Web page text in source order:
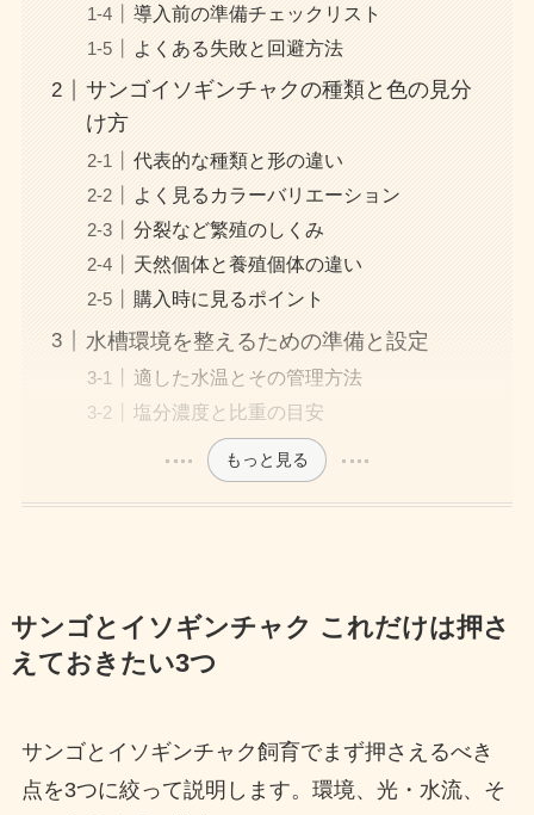
導入前の準備チェックリスト
よくある失敗と回避方法
サンゴイソギンチャクの種類と色の見分
け方
代表的な種類と形の違い
よく見るカラーバリエーション
分裂など繁殖のしくみ
天然個体と養殖個体の違い
購入時に見るポイント
水槽環境を整えるための準備と設定
適した水温とその管理方法
塩分濃度と比重の目安
もっと見る
サンゴとイソギンチャク これだけは押さ
えておきたい3つ
サンゴとイソギンチャク飼育でまず押さえるべき
点を3つに絞って説明します。環境、光・水流、そ